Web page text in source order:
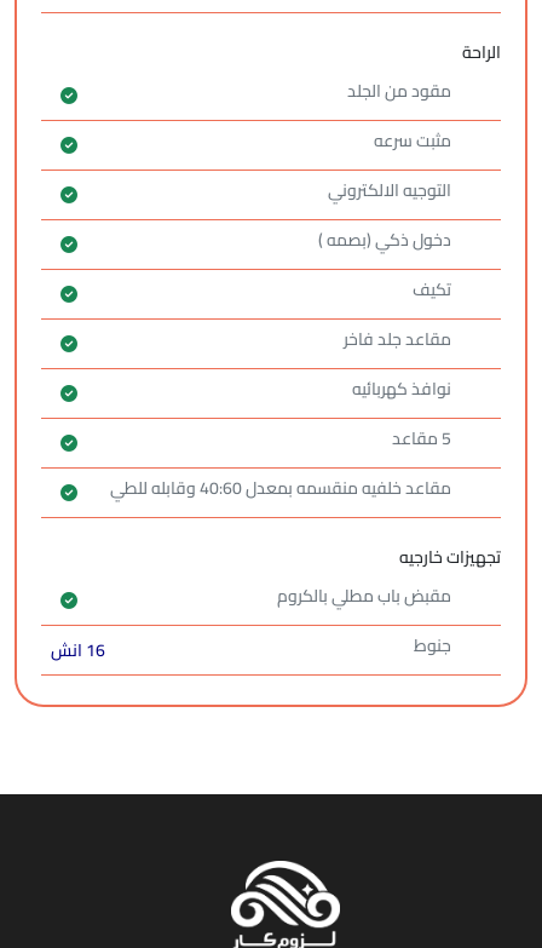
الراحة
مقود من الجلد
مثبت سرعه
التوجيه الالكتروني
دخول ذكي (بصمه )
تكيف
مقاعد جلد فاخر
نوافذ كهربائيه
مقاعد خلفيه منقسمه بمعدل 40:60 وقابله للطي
تجهيزات خارجيه
مقبض باب مطلي بالكروم
جنوط
16 انش